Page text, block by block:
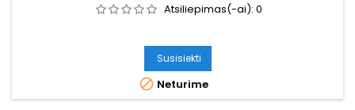
Atsiliepimas(-ai): 0
Susisiekti
 Neturime